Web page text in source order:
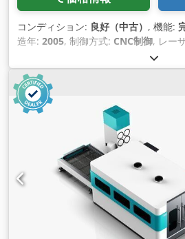
コンディション: 良好（中古） , 機能:
造年: 2005, 制御方式: CNC制御, レー
, ステンレ
mm, アルミシート厚（最大）:12